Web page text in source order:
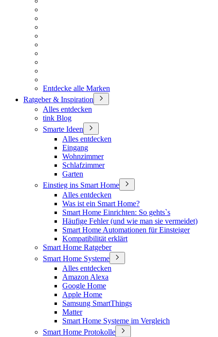
Entdecke alle Marken
Ratgeber & Inspiration
Alles entdecken
tink Blog
Smarte Ideen
Alles entdecken
Eingang
Wohnzimmer
Schlafzimmer
Garten
Einstieg ins Smart Home
Alles entdecken
Was ist ein Smart Home?
Smart Home Einrichten: So gehts`s
Häufige Fehler (und wie man sie vermeidet)
Smart Home Automationen für Einsteiger
Kompatibilität erklärt
Smart Home Ratgeber
Smart Home Systeme
Alles entdecken
Amazon Alexa
Google Home
Apple Home
Samsung SmartThings
Matter
Smart Home Systeme im Vergleich
Smart Home Protokolle